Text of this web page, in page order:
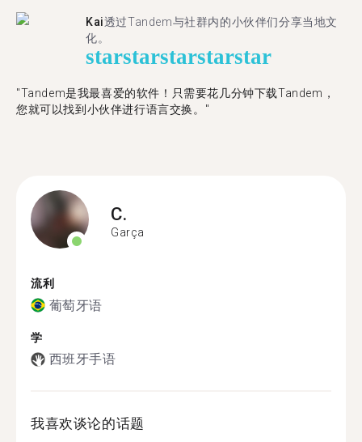
Kai透过Tandem与社群内的小伙伴们分享当地文
化。
starstarstarstarstar
"Tandem是我最喜爱的软件！只需要花几分钟下载Tandem，
您就可以找到小伙伴进行语言交换。"
C.
Garça
流利
葡萄牙语
学
西班牙手语
我喜欢谈论的话题